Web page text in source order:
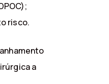
risco.
a